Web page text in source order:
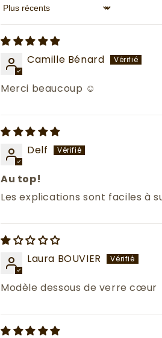
Sort by
Camille Bénard
Merci beaucoup ☺️
Delf
Au top!
Les explications sont faciles à
Laura BOUVIER
Modèle dessous de verre cœur